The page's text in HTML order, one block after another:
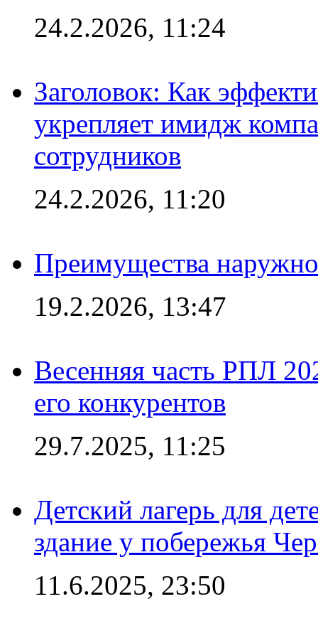
24.2.2026, 11:24
Заголовок: Как
укрепляет имидж
сотрудников
24.2.2026, 11:20
Преимущества
19.2.2026, 13:47
Весенняя часть РПЛ
его конкурентов
29.7.2025, 11:25
Детский лагерь для
здание у побережья
11.6.2025, 23:50